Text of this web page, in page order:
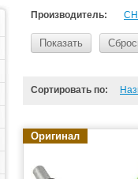
Производитель:
Показать
Сортировать по:
Оригинал